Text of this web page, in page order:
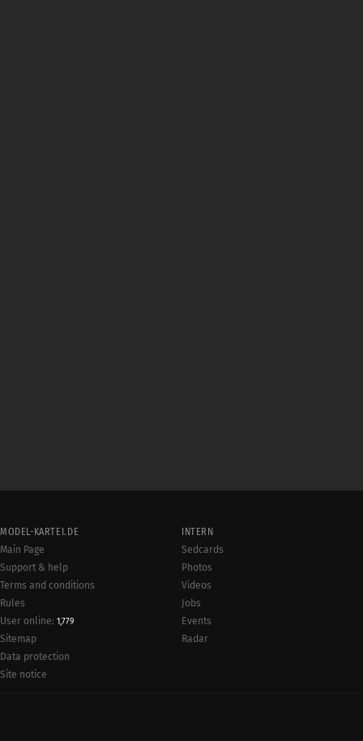
MODEL-KARTEI.DE
Main Page
Support & help
Terms and conditions
Rules
User online: 1,779
Sitemap
Data protection
Site notice
INTERN
Sedcards
Photos
Videos
Jobs
Events
Radar